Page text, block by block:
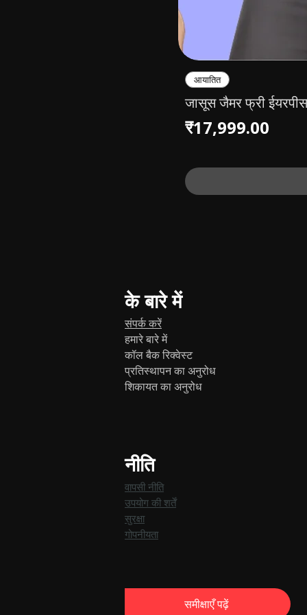
आयातित
जासूस जैमर फ्री
मूल्य
₹17,999.00
के बारे में
संपर्क करें
हमारे बारे में
कॉल बैक रिक्वेस्ट
प्रतिस्थापन का अनुरोध
शिकायत का अनुरोध
नीति
वापसी नीति
उपयोग की शर्तें
सुरक्षा
गोपनीयता
समीक्षाएँ पढ़ें